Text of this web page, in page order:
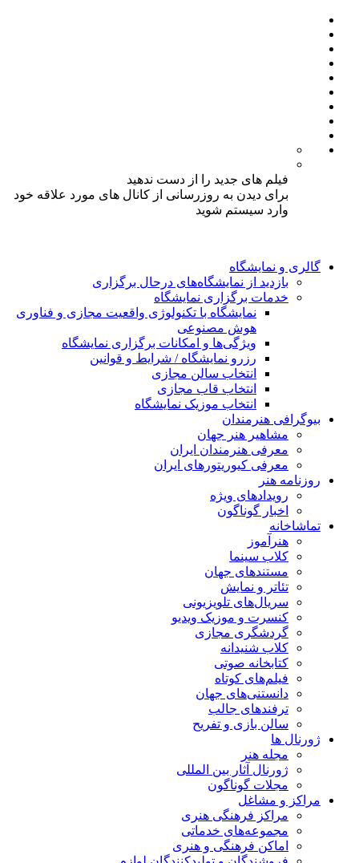
فیلم های جدید را از دست ندهید
برای دیدن به روزرسانی از کانال های مورد علاقه خود
وارد سیستم شوید
گالری و نمایشگاه
بازدید از نمایشگاه‌های درحال برگزاری
خدمات برگزاری نمایشگاه
نمایشگاه با تکنولوژی واقعیت مجازی و فناوری
هوش مصنوعی
ویژگی‌ها و امکانات برگزاری نمایشگاه
رزرو نمایشگاه / شرایط و قوانین
انتخاب سالن مجازی
انتخاب قاب مجازی
انتخاب موزیک نمایشگاه
بیوگرافی هنرمندان
مشاهیر هنر جهان
معرفی هنرمندان ایران
معرفی کیوریتورهای ایران
روزنامه هنر
رویدادهای ویژه
اخبار گوناگون
تماشاخانه
هنرآموز
کلاب سینما
مستندهای جهان
تئاتر و نمایش
سریال‌های تلویزیونی
کنسرت و موزیک ویدیو
گردشگری مجازی
کلاب شنیدانه
کتابخانه صوتی
فیلم‌های کوتاه
دانستنی‌های جهان
ترفندهای جالب
سالن بازی و تفریح
ژورنال ها
مجله هنر
ژورنال آثار بین المللی
مجلات گوناگون
مراکز و مشاغل
مراکز فرهنگی هنری
مجموعه‌های خدماتی
اماکن فرهنگی و هنری